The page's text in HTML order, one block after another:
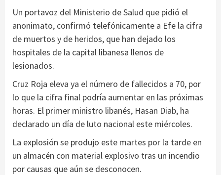
Un portavoz del Ministerio de Salud que pidió el
anonimato, confirmó telefónicamente a Efe la cifra
de muertos y de heridos, que han dejado los
hospitales de la capital libanesa llenos de
lesionados.
Cruz Roja eleva ya el número de fallecidos a 70, por
lo que la cifra final podría aumentar en las próximas
horas. El primer ministro libanés, Hasan Diab, ha
declarado un día de luto nacional este miércoles.
La explosión se produjo este martes por la tarde en
un almacén con material explosivo tras un incendio
por causas que aún se desconocen.